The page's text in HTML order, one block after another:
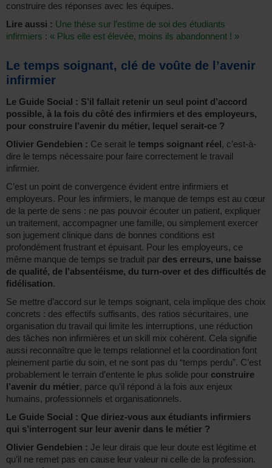
construire des réponses avec les équipes.
Lire aussi : Une thèse sur l’estime de soi des étudiants
infirmiers : « Plus elle est élevée, moins ils abandonnent ! »
Le temps soignant, clé de voûte de l’avenir
infirmier
Le Guide Social : S’il fallait retenir un seul point d’accord
possible, à la fois du côté des infirmiers et des employeurs,
pour construire l’avenir du métier, lequel serait-ce ?
Olivier Gendebien : Ce serait le temps soignant réel , c’est-à-
dire le temps nécessaire pour faire correctement le travail
infirmier.
C’est un point de convergence évident entre infirmiers et
employeurs. Pour les infirmiers, le manque de temps est au cœur
de la perte de sens : ne pas pouvoir écouter un patient, expliquer
un traitement, accompagner une famille, ou simplement exercer
son jugement clinique dans de bonnes conditions est
profondément frustrant et épuisant. Pour les employeurs, ce
même manque de temps se traduit par des erreurs, une baisse
de qualité, de l’absentéisme, du turn-over et des difficultés de
fidélisation.
Se mettre d’accord sur le temps soignant, cela implique des choix
concrets : des effectifs suffisants, des ratios sécuritaires, une
organisation du travail qui limite les interruptions, une réduction
des tâches non infirmières et un skill mix cohérent. Cela signifie
aussi reconnaître que le temps relationnel et la coordination font
pleinement partie du soin, et ne sont pas du “temps perdu”. C’est
probablement le terrain d’entente le plus solide pour construire
l’avenir du métier, parce qu’il répond à la fois aux enjeux
humains, professionnels et organisationnels.
Le Guide Social : Que diriez-vous aux étudiants infirmiers
qui s’interrogent sur leur avenir dans le métier ?
Olivier Gendebien : Je leur dirais que leur doute est légitime et
qu’il ne remet pas en cause leur valeur ni celle de la profession.